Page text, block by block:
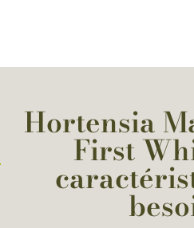
Hortensia
First